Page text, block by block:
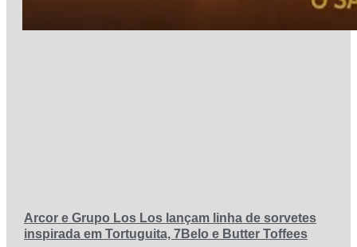
Arcor e Grupo Los Los lançam linha de sorvetes
inspirada em Tortuguita, 7Belo e Butter Toffees